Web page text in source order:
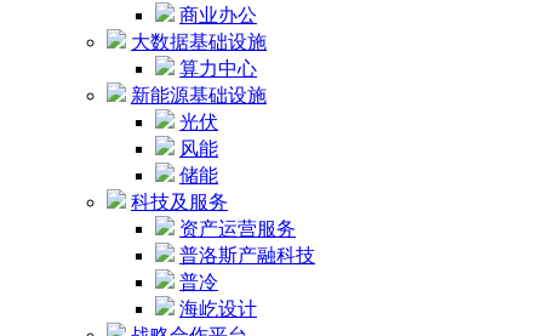
商业办公
大数据基础设施
算力中心
新能源基础设施
光伏
风能
储能
科技及服务
资产运营服务
普洛斯产融科技
普冷
海屹设计